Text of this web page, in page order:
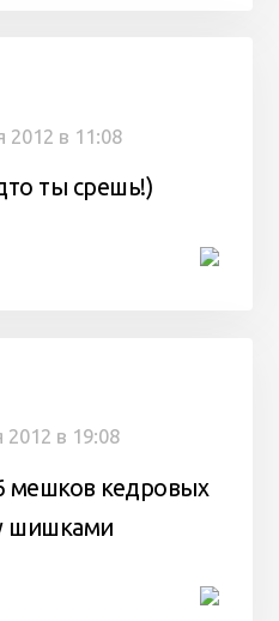
2012 в 11:08
ты срешь!)
2012 в 19:08
мешков кедровых
шишками